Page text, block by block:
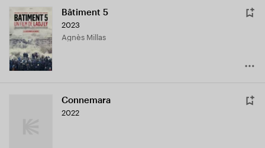
Bâtiment 5
2023
Agnès Millas
Connemara
2022